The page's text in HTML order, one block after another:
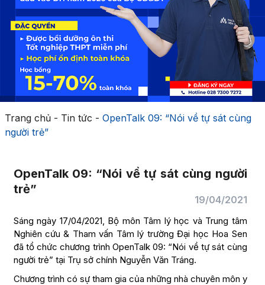
Trang chủ- Tin tức - OpenTalk 09: “Nói về tự sát cùng
người trẻ”
OpenTalk 09: “Nói về tự sát cùng người
trẻ”
19/04/2021
Sáng ngày 17/04/2021, Bộ môn Tâm lý học và Trung tâm
Nghiên cứu & Tham vấn Tâm lý trường Đại học Hoa Sen
đã tổ chức chương trình OpenTalk 09: “Nói về tự sát cùng
người trẻ” tại Trụ sở chính Nguyễn Văn Tráng.
Chương trình có sự tham gia của những nhà chuyên môn y